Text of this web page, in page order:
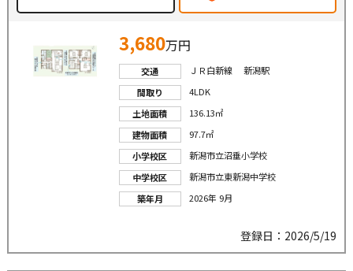
3,680万円
交通
ＪＲ白新線 新潟駅
間取り
4LDK
土地面積
136.13㎡
建物面積
97.7㎡
小学校区
新潟市立沼垂小学校
中学校区
新潟市立東新潟中学校
築年月
2026年 9月
登録日：2026/5/19